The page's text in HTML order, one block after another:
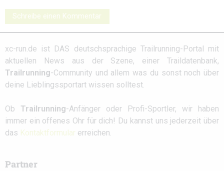
Schreibe einen Kommentar
xc-run.de ist DAS deutschsprachige Trailrunning-Portal mit
aktuellen News aus der Szene, einer Traildatenbank,
Trailrunning-Community und allem was du sonst noch über
deine Lieblingssportart wissen solltest.
Ob Trailrunning-Anfänger oder Profi-Sportler, wir haben
immer ein offenes Ohr für dich! Du kannst uns jederzeit über
das Kontaktformular erreichen.
Partner